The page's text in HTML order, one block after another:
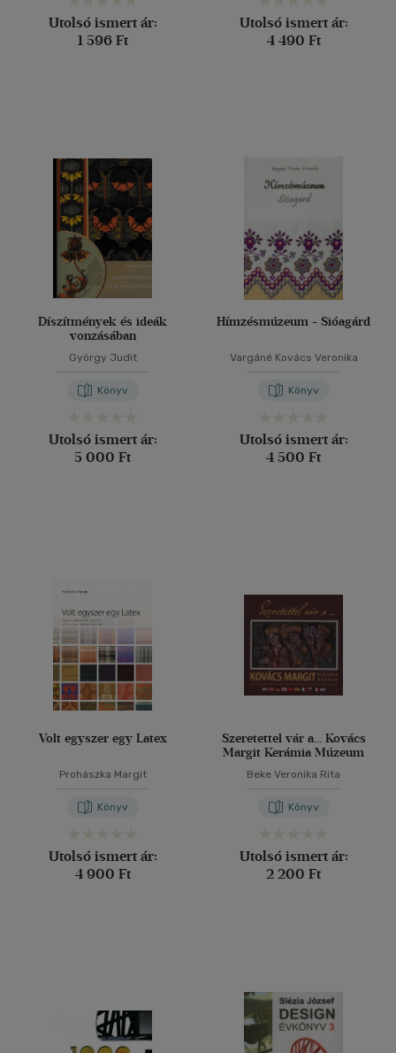
Utolsó ismert ár:
1 596 Ft
Utolsó ismert ár:
4 490 Ft
Díszítmények és ideák
vonzásában
György Judit
Könyv
Utolsó ismert ár:
5 000 Ft
Hímzésmúzeum - Sióagárd
Vargáné Kovács Veronika
Könyv
Utolsó ismert ár:
4 500 Ft
Volt egyszer egy Latex
Prohászka Margit
Könyv
Utolsó ismert ár:
4 900 Ft
Szeretettel vár a... Kovács
Margit Kerámia Múzeum
Beke Veronika Rita
Könyv
Utolsó ismert ár:
2 200 Ft